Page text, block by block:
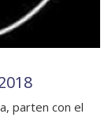
parten con el